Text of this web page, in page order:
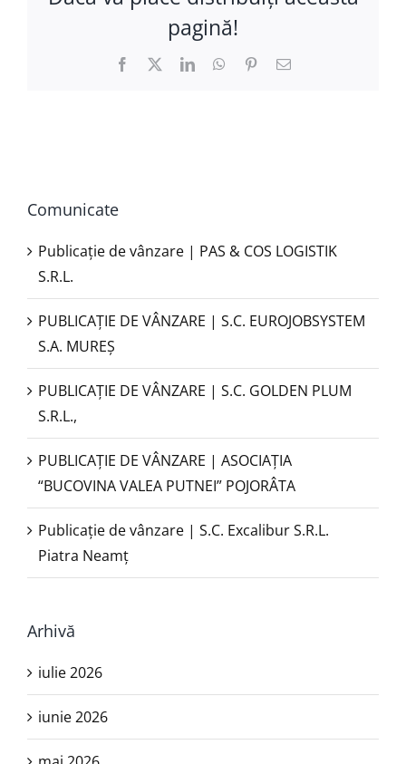
pagină!
Facebook LinkedInWhatsApp
Pinterest
E-
Comunicate
Publicație de vânzare | PAS & COS LOGISTIK
S.R.L.
PUBLICAŢIE DE VÂNZARE | S.C. EUROJOBSYSTEM
S.A. MUREȘ
PUBLICAȚIE DE VÂNZARE | S.C. GOLDEN PLUM
S.R.L.,
PUBLICAŢIE DE VÂNZARE | ASOCIAȚIA
“BUCOVINA VALEA PUTNEI” POJORÂTA
Publicație de vânzare | S.C. Excalibur S.R.L.
Piatra Neamţ
Arhivă
iulie 2026
iunie 2026